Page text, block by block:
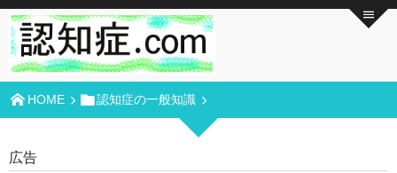
HOME 認知症の一般知識
広告